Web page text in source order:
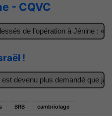
- CQVC
de l’opération à Jénine : «
!
plus demandé que jamais
BRB
cambriolage